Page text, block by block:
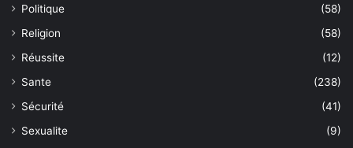
Politique
(58)
Religion
(58)
Réussite
(12)
Sante
(238)
Sécurité
(41)
Sexualite
(9)